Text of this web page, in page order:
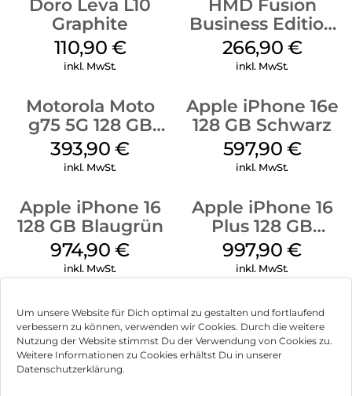
Um unsere Website für Dich optimal zu gestalten und fortlaufend
verbessern zu können, verwenden wir Cookies. Durch die weitere
Nutzung der Website stimmst Du der Verwendung von Cookies zu.
Weitere Informationen zu Cookies erhältst Du in unserer
Datenschutzerklärung.
Doro Leva L10
Graphite
110,90 €
inkl. MwSt.
HMD Fusion
Business Edition
256 GB Grey
266,90 €
inkl. MwSt.
Motorola Moto
g75 5G 128 GB
Charcoal Gray
393,90€
inkl. MwSt.
Apple iPhone 16e
128 GB Schwarz
597,90 €
inkl. MwSt.
Apple iPhone 16
128 GB Blaugrün
974,90€
inkl. MwSt.
Apple iPhone 16
Plus 128 GB
Schwarz
997,90€
inkl. MwSt.
Impressum